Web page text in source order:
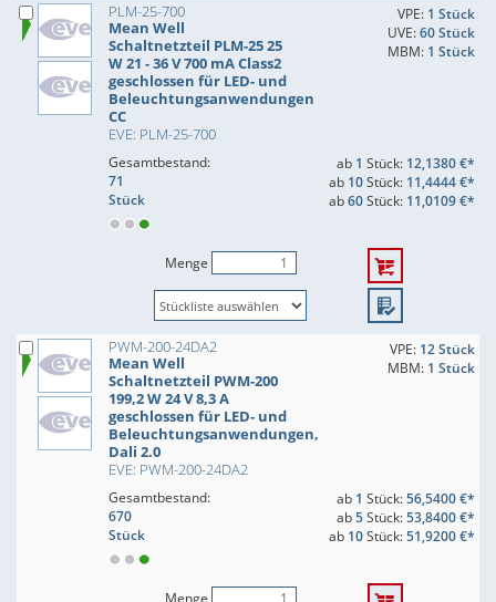
PLM-25-700
Mean Well
Schaltnetzteil PLM-25 25
W 21 - 36 V 700 mA Class2
geschlossen für LED- und
Beleuchtungsanwendungen
CC
EVE: PLM-25-700
VPE: 1 Stück
UVE:60 Stück
MBM: 1 Stück
Gesamtbestand:
71
Stück
ab 1 Stück: 12,1380 €*
ab 10Stück: 11,4444 €*
ab60Stück: 11,0109 €*
Menge
PWM-200-24DA2
Mean Well
Schaltnetzteil PWM-200
199,2 W 24 V 8,3 A
geschlossen für LED- und
Beleuchtungsanwendungen,
Dali 2.0
EVE: PWM-200-24DA2
VPE: 12 Stück
MBM: 1 Stück
Gesamtbestand:
670
Stück
ab 1 Stück:56,5400 €*
ab5Stück:53,8400 €*
ab 10Stück:51,9200 €*
Menge